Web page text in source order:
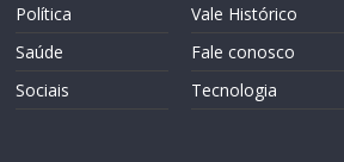
Política
Saúde
Sociais
Vale Histórico
Fale conosco
Tecnologia